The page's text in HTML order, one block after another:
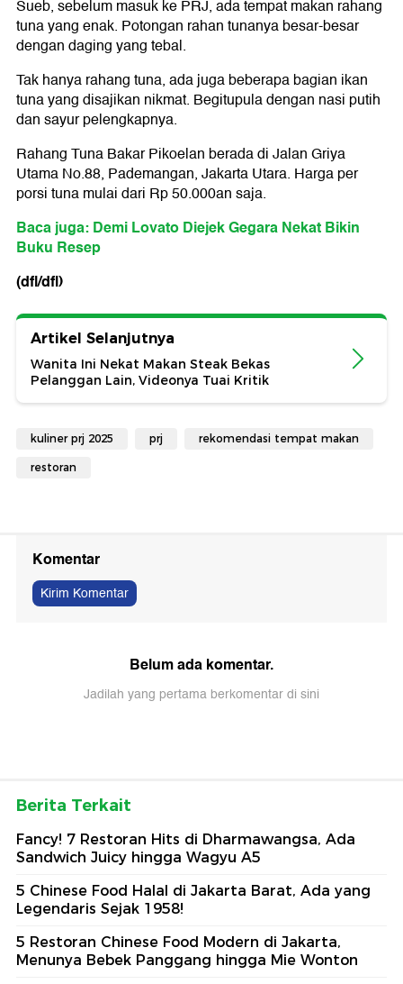
Sueb, sebelum masuk ke PRJ, ada tempat makan rahang
tuna yang enak. Potongan rahan tunanya besar-besar
dengan daging yang tebal.
Tak hanya rahang tuna, ada juga beberapa bagian ikan
tuna yang disajikan nikmat. Begitupula dengan nasi putih
dan sayur pelengkapnya.
Rahang Tuna Bakar Pikoelan berada di Jalan Griya
Utama No.88, Pademangan, Jakarta Utara. Harga per
porsi tuna mulai dari Rp 50.000an saja.
Baca juga: Demi Lovato Diejek Gegara Nekat Bikin
Buku Resep
(dfl/dfl)
Artikel Selanjutnya
Wanita Ini Nekat Makan Steak Bekas
Pelanggan Lain, Videonya Tuai Kritik
kuliner prj 2025 prj rekomendasi tempat makan
restoran
Komentar
Kirim Komentar
Belum ada komentar.
Jadilah yang pertama berkomentar di sini
Berita Terkait
Fancy! 7 Restoran Hits di Dharmawangsa, Ada
Sandwich Juicy hingga Wagyu A5
5 Chinese Food Halal di Jakarta Barat, Ada yang
Legendaris Sejak 1958!
5 Restoran Chinese Food Modern di Jakarta,
Menunya Bebek Panggang hingga Mie Wonton